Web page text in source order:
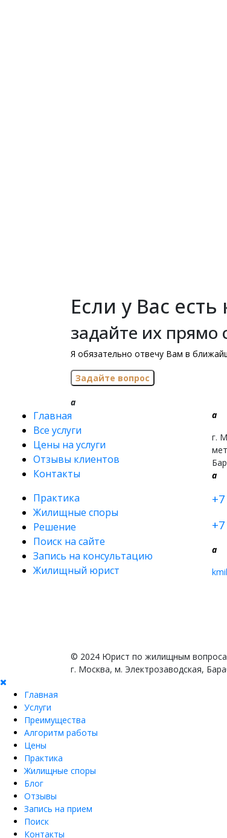
Если у Вас
задайте их прямо
Я обязательно отвечу Вам в
a
Главная
Все услуги
Цены на услуги
Отзывы клиентов
Контакты
Практика
Жилищные споры
Решение
Поиск на сайте
Запись на консультацию
Жилищный юрист
a
г.
a
a
© 2024 Юрист по жилищным
г. Москва, м. Электрозаводская,
Главная
Услуги
Преимущества
Алгоритм работы
Цены
Практика
Жилищные споры
Блог
Отзывы
Запись на прием
Поиск
Контакты